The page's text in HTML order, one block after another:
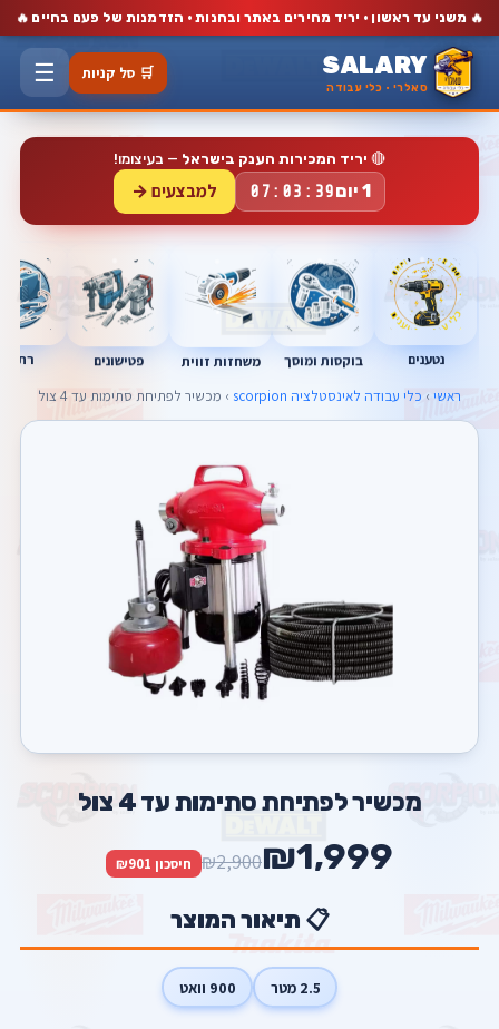
🔥 משני עד ראשון · יריד מחירים באתר ובחנות · הזדמנות של פעם בחיים🔥
SALARY
סאלרי · כלי עבודה
🛒 סל קניות ☰
🔴 יריד המכירות הענק בישראל — בעיצומו!
1 יום 07:03:39 למבצעים →
נטענים בוקסות ומוסך משחזות זווית פטישונים
ראשי › כלי עבודה לאינסטלציה scorpion › מכשיר לפתיחת סתימות עד 4 צול
מכשיר לפתיחת סתימות עד 4 צול
₪1,999
₪2,900 חיסכון ₪901
📋 תיאור המוצר
2.5 מטר 900 וואט